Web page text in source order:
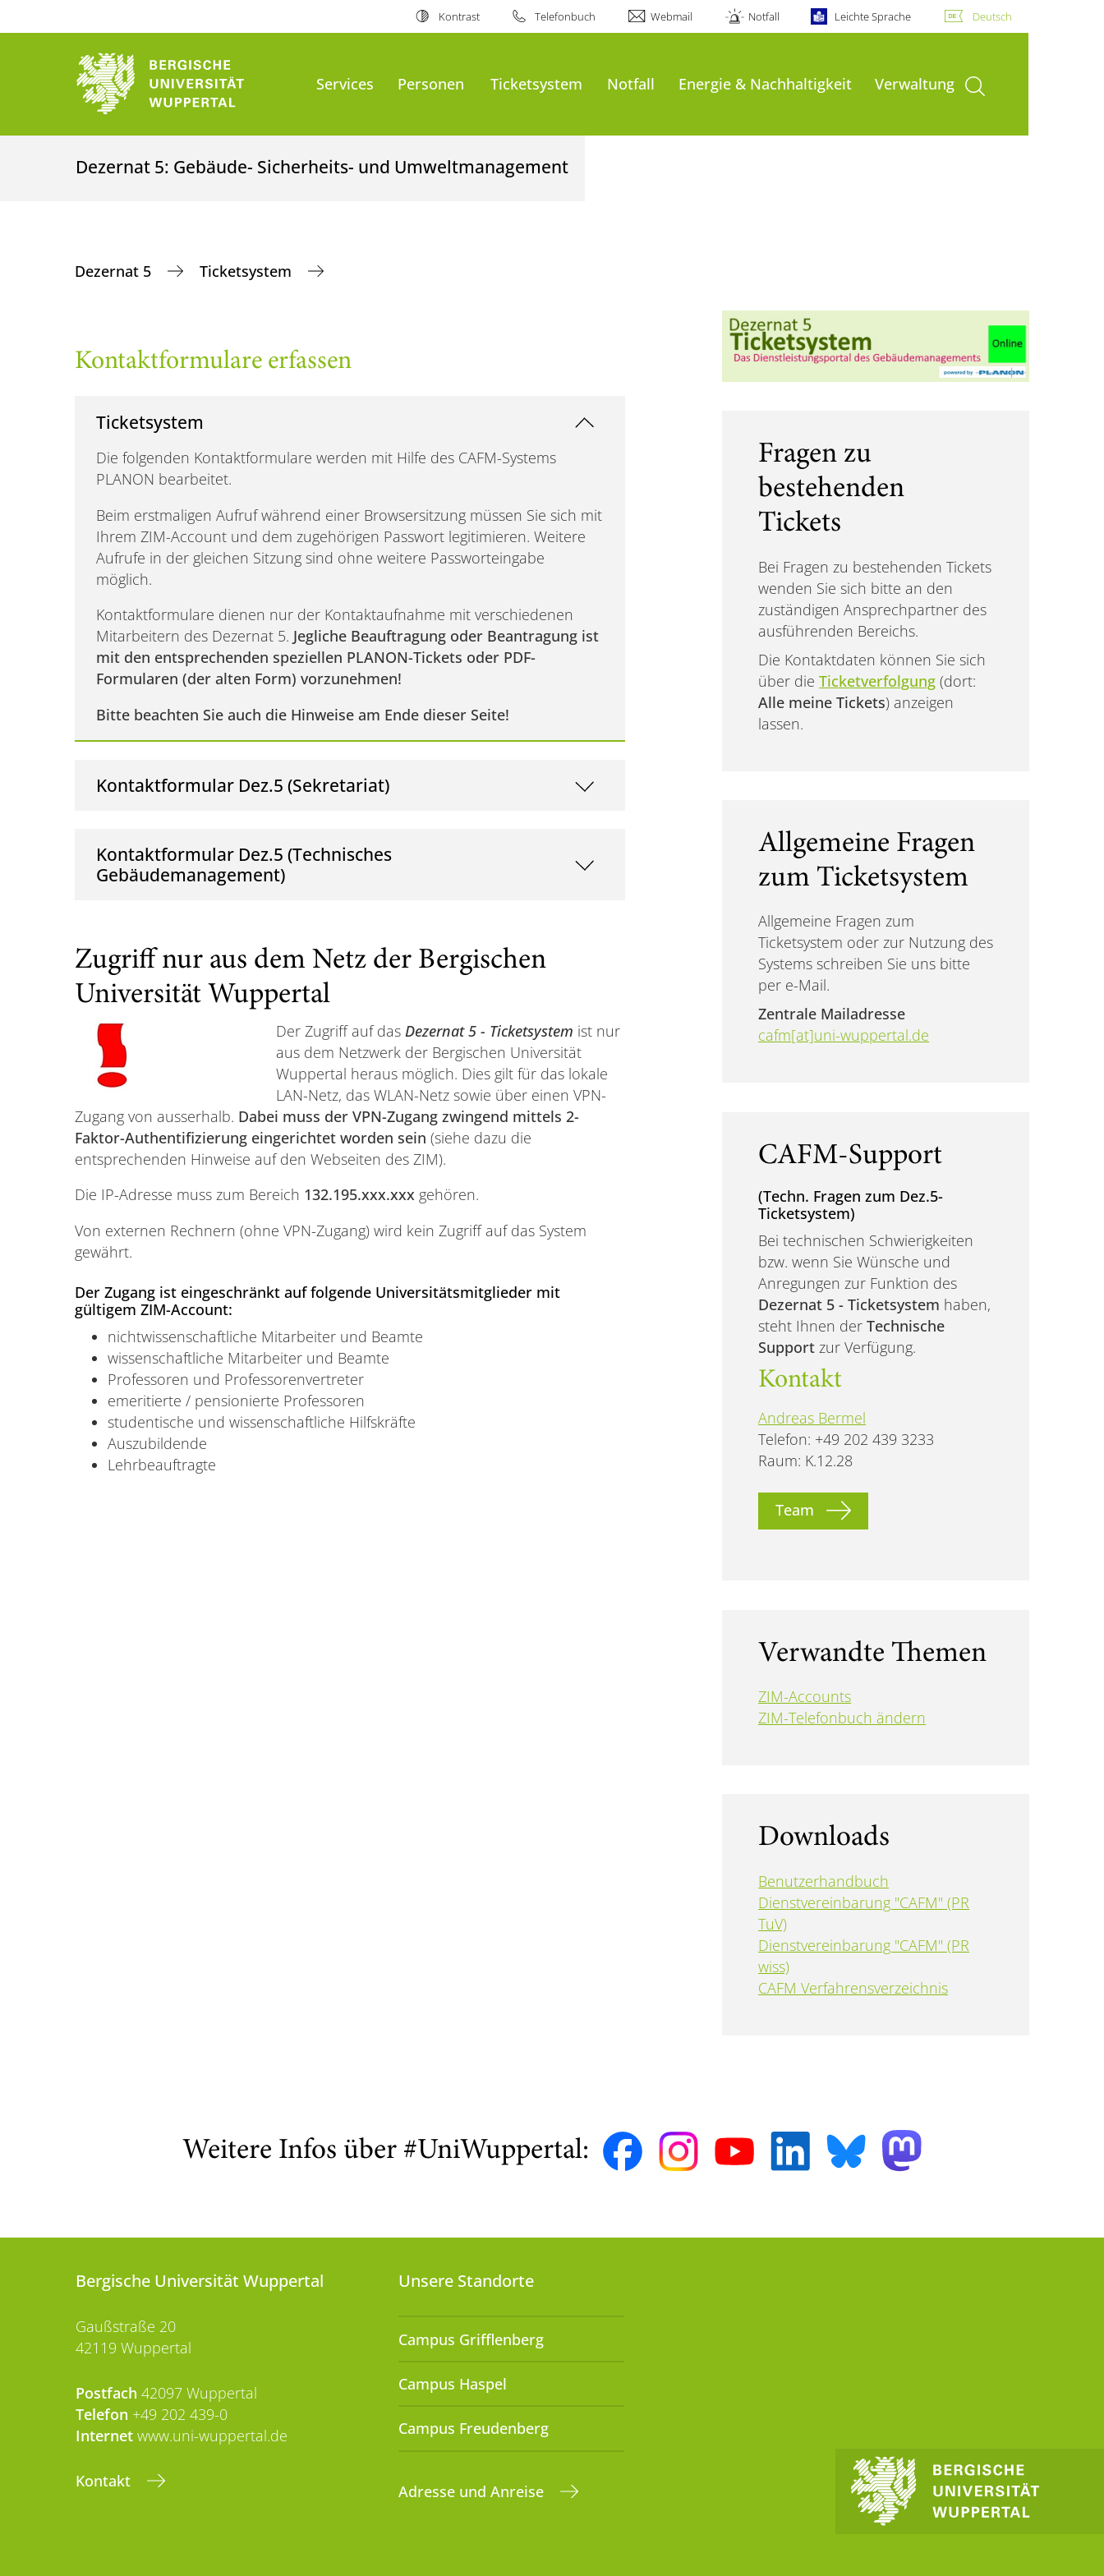
Kontrast Telefonbuch Webmail Notfall Leichte Sprache Deutsch
Services Personen Ticketsystem Notfall Energie & Nachhaltigkeit Verwaltung Suche öffnen
Dezernat 5: Gebäude- Sicherheits- und Umweltmanagement
Dezernat 5 Ticketsystem
Kontaktformulare erfassen
Ticketsystem
Die folgenden Kontaktformulare werden mit Hilfe des CAFM-Systems
PLANON bearbeitet.
Beim erstmaligen Aufruf während einer Browsersitzung müssen Sie sich mit
Ihrem ZIM-Account und dem zugehörigen Passwort legitimieren. Weitere
Aufrufe in der gleichen Sitzung sind ohne weitere Passworteingabe
möglich.
Kontaktformulare dienen nur der Kontaktaufnahme mit verschiedenen
Mitarbeitern des Dezernat 5. Jegliche Beauftragung oder Beantragung ist
mit den entsprechenden speziellen PLANON-Tickets oder PDF-
Formularen (der alten Form) vorzunehmen!
Bitte beachten Sie auch die Hinweise am Ende dieser Seite!
Kontaktformular Dez.5 (Sekretariat)
Kontaktformular Dez.5 (Technisches
Gebäudemanagement)
Zugriff nur aus dem Netz der Bergischen
Universität Wuppertal
Der Zugriff auf das Dezernat 5 - Ticketsystem ist nur
aus dem Netzwerk der Bergischen Universität
Wuppertal heraus möglich. Dies gilt für das lokale
LAN-Netz, das WLAN-Netz sowie über einen VPN-
Zugang von ausserhalb. Dabei muss der VPN-Zugang zwingend mittels 2-
Faktor-Authentifizierung eingerichtet worden sein (siehe dazu die
entsprechenden Hinweise auf den Webseiten des ZIM).
Die IP-Adresse muss zum Bereich 132.195.xxx.xxx gehören.
Von externen Rechnern (ohne VPN-Zugang) wird kein Zugriff auf das System
gewährt.
Der Zugang ist eingeschränkt auf folgende Universitätsmitglieder mit
gültigem ZIM-Account:
nichtwissenschaftliche Mitarbeiter und Beamte
wissenschaftliche Mitarbeiter und Beamte
Professoren und Professorenvertreter
emeritierte / pensionierte Professoren
studentische und wissenschaftliche Hilfskräfte
Auszubildende
Lehrbeauftragte
Fragen zu
bestehenden
Tickets
Bei Fragen zu bestehenden Tickets
wenden Sie sich bitte an den
zuständigen Ansprechpartner des
ausführenden Bereichs.
Die Kontaktdaten können Sie sich
über dieTicketverfolgung (dort:
Alle meine Tickets) anzeigen
lassen.
Allgemeine Fragen
zum Ticketsystem
Allgemeine Fragen zum
Ticketsystem oder zur Nutzung des
Systems schreiben Sie uns bitte
per e-Mail.
Zentrale Mailadresse
cafm[at]uni-wuppertal.de
CAFM-Support
(Techn. Fragen zum Dez.5-
Ticketsystem)
Bei technischen Schwierigkeiten
bzw. wenn Sie Wünsche und
Anregungen zur Funktion des
Dezernat 5 - Ticketsystem haben,
steht Ihnen derTechnische
Supportzur Verfügung.
Kontakt
Andreas Bermel
Telefon: +49 202 439 3233
Raum: K.12.28
Team
Verwandte Themen
ZIM-Accounts
ZIM-Telefonbuch ändern
Downloads
Benutzerhandbuch
Dienstvereinbarung "CAFM" (PR
TuV)
Dienstvereinbarung "CAFM" (PR
wiss)
CAFM Verfahrensverzeichnis
Weitere Infos über #UniWuppertal:
Bergische Universität Wuppertal
Gaußstraße 20
42119 Wuppertal
Postfach 42097 Wuppertal
Telefon +49 202 439-0
Internet www.uni-wuppertal.de
Kontakt
Unsere Standorte
Campus Grifflenberg
Campus Haspel
Campus Freudenberg
Adresse und Anreise